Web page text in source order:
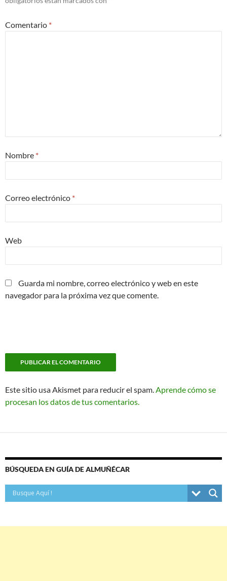
Comentario *
Nombre *
Correo electrónico *
Web
Guarda mi nombre, correo electrónico y web en este
navegador para la próxima vez que comente.
Este sitio usa Akismet para reducir el spam. Aprende cómo se
procesan los datos de tus comentarios.
BÚSQUEDA EN GUÍA DE ALMUÑÉCAR